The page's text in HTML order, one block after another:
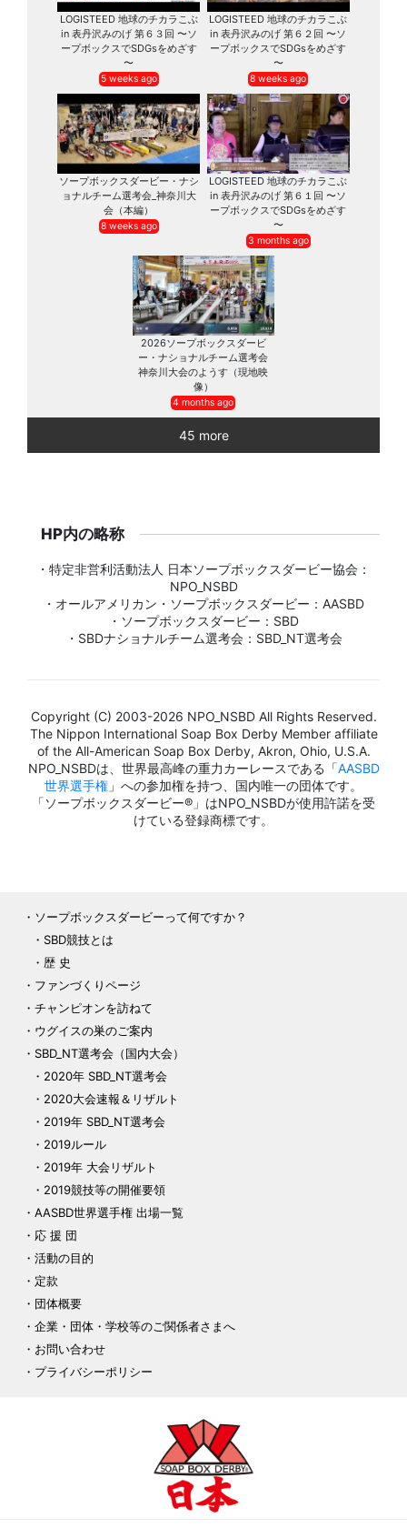
LOGISTEED 地球のチカラこぶ
in 表丹沢みのげ 第６３回 〜ソ
ープボックスでSDGsをめざす
〜
5 weeks ago
LOGISTEED 地球のチカラこぶ
in 表丹沢みのげ 第６２回 〜ソ
ープボックスでSDGsをめざす
〜
8 weeks ago
ソープボックスダービー・ナシ
ョナルチーム選考会_神奈川大
会（本編）
8 weeks ago
LOGISTEED 地球のチカラこぶ
in 表丹沢みのげ 第６１回 〜ソ
ープボックスでSDGsをめざす
〜
3 months ago
2026ソープボックスダービ
ー・ナショナルチーム選考会
神奈川大会のようす（現地映
像）
4 months ago
45 more
HP内の略称
・特定非営利活動法人 日本ソープボックスダービー協会：
NPO_NSBD
・オールアメリカン・ソープボックスダービー：AASBD
・ソープボックスダービー：SBD
・SBDナショナルチーム選考会：SBD_NT選考会
Copyright (C) 2003-2026 NPO_NSBD All Rights Reserved.
The Nippon International Soap Box Derby Member affiliate
of the All-American Soap Box Derby, Akron, Ohio, U.S.A.
NPO_NSBDは、世界最高峰の重力カーレースである「AASBD
世界選手権 」への参加権を持つ、国内唯一の団体です。
「ソープボックスダービー®」はNPO_NSBDが使用許諾を受
けている登録商標です。
ソープボックスダービーって何ですか？
SBD競技とは
歴 史
ファンづくりページ
チャンピオンを訪ねて
ウグイスの巣のご案内
SBD_NT選考会（国内大会）
2020年 SBD_NT選考会
2020大会速報＆リザルト
2019年 SBD_NT選考会
2019ルール
2019年 大会リザルト
2019競技等の開催要領
AASBD世界選手権 出場一覧
応 援 団
活動の目的
定款
団体概要
企業・団体・学校等のご関係者さまへ
お問い合わせ
プライバシーポリシー